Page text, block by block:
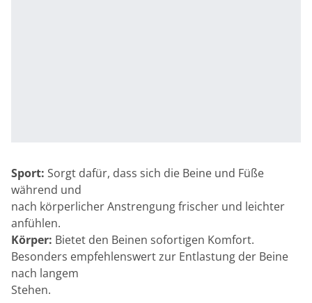
Sport: Sorgt dafür, dass sich die Beine und Füße
während und
nach körperlicher Anstrengung frischer und leichter
anfühlen.
Körper: Bietet den Beinen sofortigen Komfort.
Besonders empfehlenswert zur Entlastung der Beine
nach langem
Stehen.